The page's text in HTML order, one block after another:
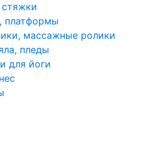
платформы
массажные ролики
пледы
для йоги